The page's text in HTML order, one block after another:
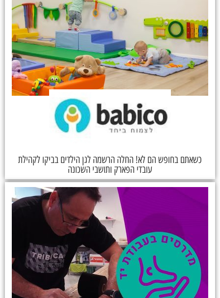
כשאתם בחופש הם לא! החלה הרשמה לגן הילדים בביקו לקהילת
עובדי הפארק ותושבי השכונה